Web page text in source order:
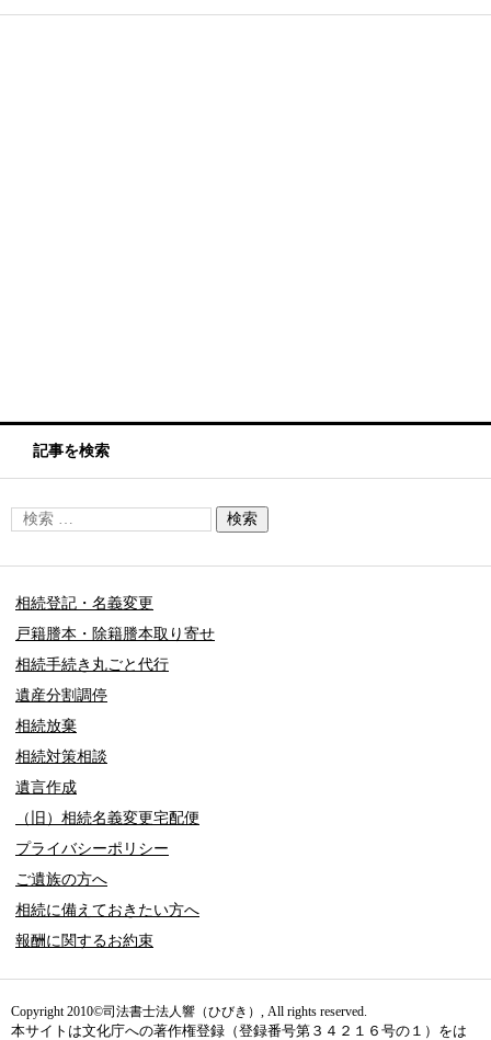
記事を検索
相続登記・名義変更
戸籍謄本・除籍謄本取り寄せ
相続手続き丸ごと代行
遺産分割調停
相続放棄
相続対策相談
遺言作成
（旧）相続名義変更宅配便
プライバシーポリシー
ご遺族の方へ
相続に備えておきたい方へ
報酬に関するお約束
Copyright 2010©司法書士法人響（ひびき）, All rights reserved.
本サイトは文化庁への著作権登録（登録番号第３４２１６号の１）をは